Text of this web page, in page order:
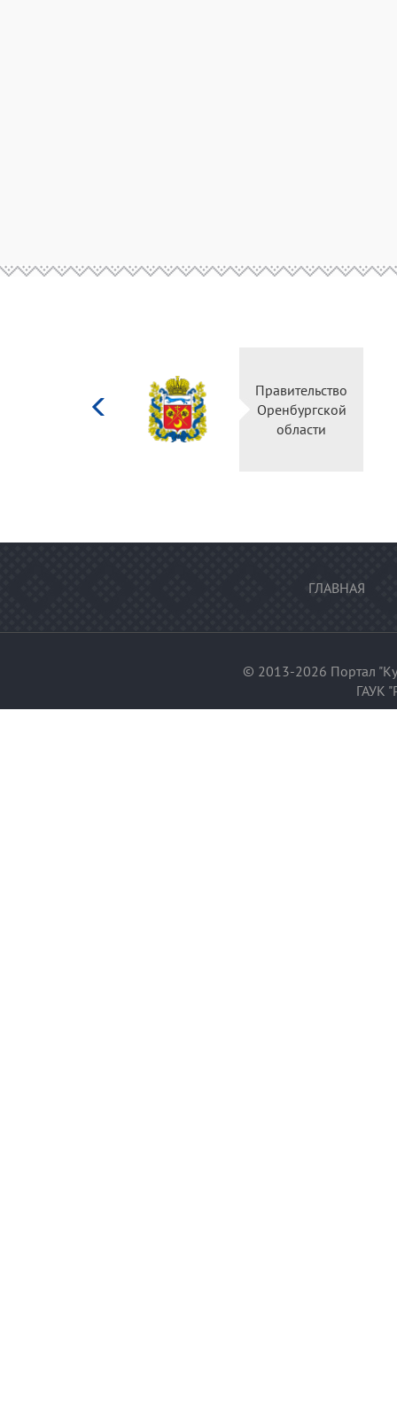
Правительство
Оренбургской
области
ГЛАВНАЯ
© 2013-2026 Портал
ГАУК